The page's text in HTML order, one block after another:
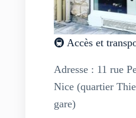
🚇 Accès et
Adresse : 11 rue
Nice (quartier
gare)